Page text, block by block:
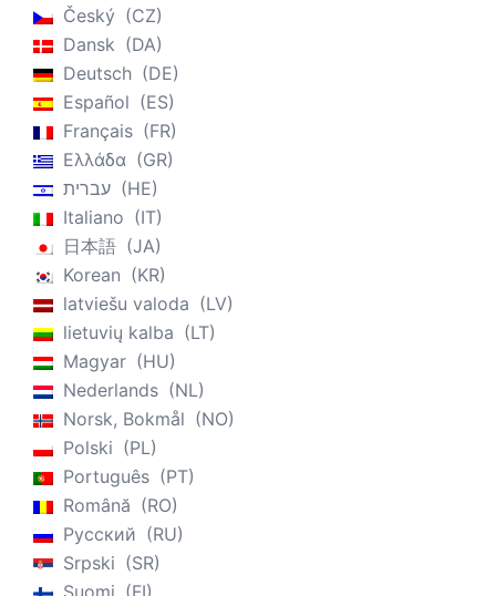
Český
CZ
Dansk
DA
Deutsch
DE
Español
ES
Français
FR
Ελλάδα
GR
עברית
HE
Italiano
IT
日本語
JA
Korean
KR
latviešu valoda
LV
lietuvių kalba
LT
Magyar
HU
Nederlands
NL
Norsk, Bokmål
NO
Polski
PL
Português
PT
Română
RO
Русский
RU
Srpski
SR